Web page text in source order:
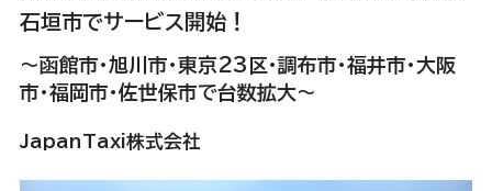
石垣市でサービス開始！
～函館市・旭川市・東京23区・調布市・福井市・大阪
市・福岡市・佐世保市で台数拡大～
JapanTaxi株式会社